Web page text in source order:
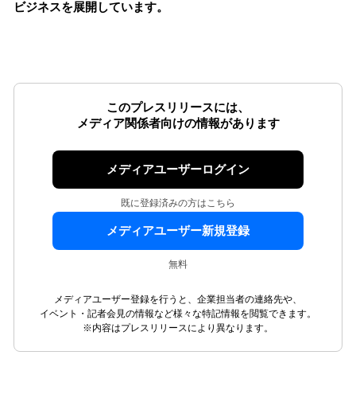
ビジネスを展開しています。
このプレスリリースには、
メディア関係者向けの情報があります
メディアユーザーログイン
既に登録済みの方はこちら
メディアユーザー新規登録
無料
メディアユーザー登録を行うと、企業担当者の連絡先や、
イベント・記者会見の情報など様々な特記情報を閲覧できます。
※内容はプレスリリースにより異なります。